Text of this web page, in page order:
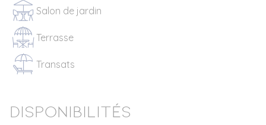
Salon de jardin
Terrasse
Transats
Disponibilités